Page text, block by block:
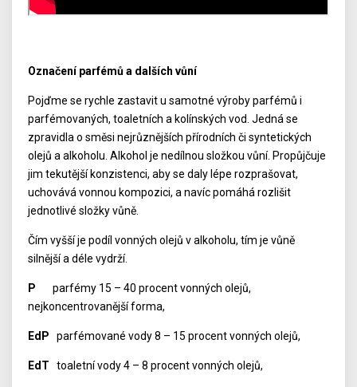
Označení parfémů a dalších vůní
Pojďme se rychle zastavit u samotné výroby parfémů i
parfémovaných, toaletních a kolínských vod. Jedná se
zpravidla o směsi nejrůznějších přírodních či syntetických
olejů a alkoholu. Alkohol je nedílnou složkou vůní. Propůjčuje
jim tekutější konzistenci, aby se daly lépe rozprašovat,
uchovává vonnou kompozici, a navíc pomáhá rozlišit
jednotlivé složky vůně.
Čím vyšší je podíl vonných olejů v alkoholu, tím je vůně
silnější a déle vydrží.
P
parfémy 15 – 40 procent vonných olejů,
nejkoncentrovanější forma,
EdP parfémované vody 8 – 15 procent vonných olejů,
EdT toaletní vody 4 – 8 procent vonných olejů,